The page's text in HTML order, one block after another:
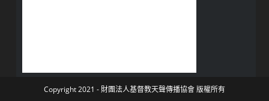
Copyright 2021 - 財團法人基督教天聲傳播協會 版權所有